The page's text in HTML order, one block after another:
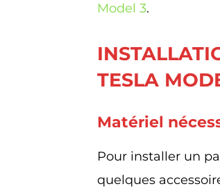
Model 3.
TESLA
Matériel
Pour installer un
quelques